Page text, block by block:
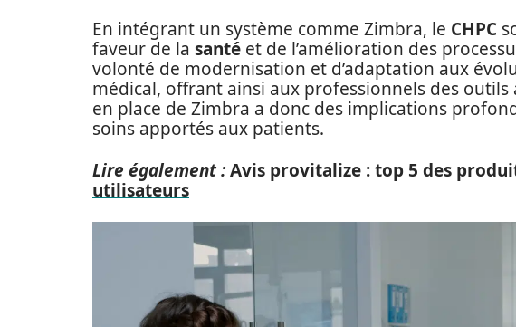
En intégrant un système comme Zimbra, le CHPC
faveur de la santé et de l’amélioration des
volonté de modernisation et d’adaptation aux
médical, offrant ainsi aux professionnels des outils
en place de Zimbra a donc des implications
soins apportés aux patients.
Lire également :Avis provitalize : top 5 des
utilisateurs